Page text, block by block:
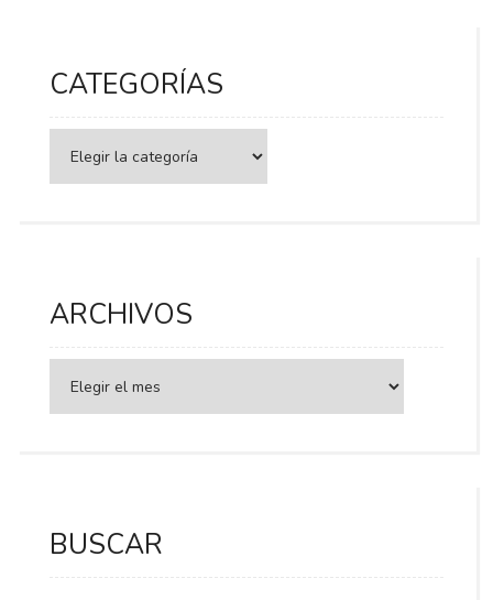
CATEGORÍAS
ARCHIVOS
BUSCAR